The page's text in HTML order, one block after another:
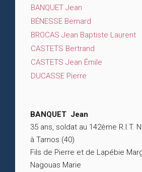
BANQUET Jean
BÉNESSE Bernard
BROCAS Jean Baptiste Laurent
CASTETS Bertrand
CASTETS Jean Émile
DUCASSE Pierre
BANQUET Jean
35 ans, soldat au 142ème R.I.T.
à Tarnos (40)
Fils de Pierre et de Lapébie
Nagouas Marie